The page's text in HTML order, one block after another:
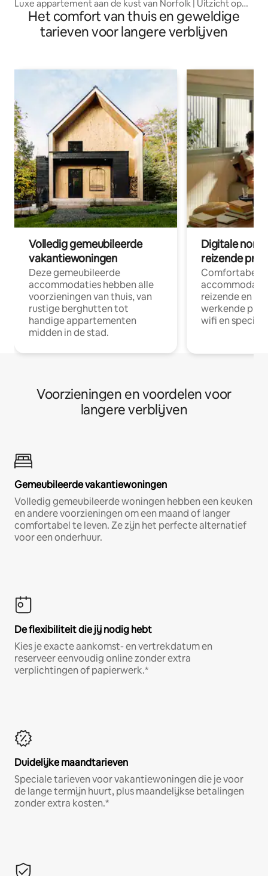
Luxe appartement aan de kust van Norfolk | Uitzicht op
zeeHet comfort van thuis en geweldige
tarieven voor langere verblijven
Volledig gemeubileerde
vakantiewoningen
Deze gemeubileerde
accommodaties hebben alle
voorzieningen van thuis, van
rustige berghutten tot
handige appartementen
midden in de stad.
Digitale
reizende
Comfortabele
reizende en
werkende
wifi en
Voorzieningen en voordelen voor
langere verblijven
Gemeubileerde vakantiewoningen
Volledig gemeubileerde woningen hebben een keuken
en andere voorzieningen om een maand of langer
comfortabel te leven. Ze zijn het perfecte alternatief
voor een onderhuur.
De flexibiliteit die jij nodig hebt
Kies je exacte aankomst- en vertrekdatum en
reserveer eenvoudig online zonder extra
verplichtingen of papierwerk.*
Duidelijke maandtarieven
Speciale tarieven voor vakantiewoningen die je voor
de lange termijn huurt, plus maandelijkse betalingen
zonder extra kosten.*